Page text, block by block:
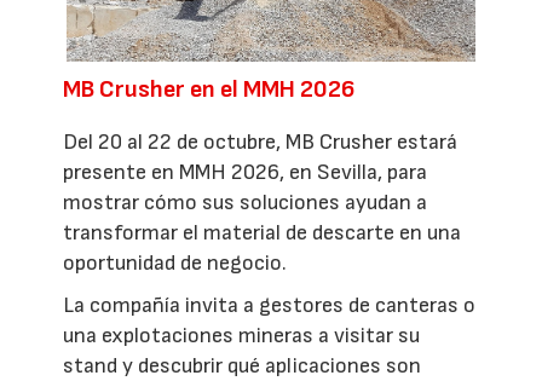
MB Crusher en el MMH 2026
Del 20 al 22 de octubre, MB Crusher estará
presente en MMH 2026, en Sevilla, para
mostrar cómo sus soluciones ayudan a
transformar el material de descarte en una
oportunidad de negocio.
La compañía invita a gestores de canteras o
una explotaciones mineras a visitar su
stand y descubrir qué aplicaciones son